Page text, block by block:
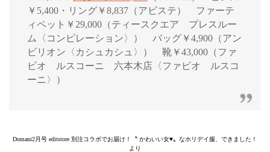
￥5,400・リング￥8,837（アビステ） ファーテ
ィペット￥29,000（ティースクエア プレスルー
ム〈コンピレーション〉） バッグ￥4,900（アン
ビリオン〈カシュカシュ〉） 靴￥43,000（ファ
ビオ ルスコーニ 六本木店〈ファビオ ルスコ
ーニ〉）
Domani2月号 editstore 別注コラボでお届け！〝 かわいい女♥〟なホリデイ服、できました！
より